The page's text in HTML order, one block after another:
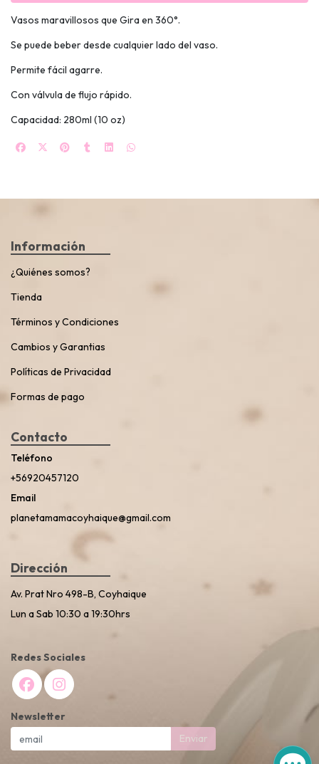
Vasos maravillosos que Gira en 360°.
Se puede beber desde cualquier lado del vaso.
Permite fácil agarre.
Con válvula de flujo rápido.
Capacidad: 280ml (10 oz)
Información
¿Quiénes somos?
Tienda
Términos y Condiciones
Cambios y Garantias
Políticas de Privacidad
Formas de pago
Contacto
Teléfono
+56920457120
Email
planetamamacoyhaique@gmail.com
Dirección
Av. Prat Nro 498-B, Coyhaique
Lun a Sab 10:30 a 19:30hrs
Redes Sociales
Newsletter
Enviar